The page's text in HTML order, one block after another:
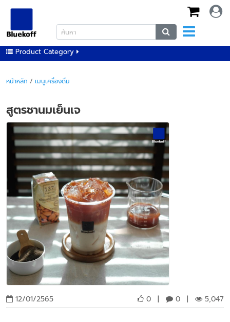
Product Category
หน้าหลัก / เมนูเครื่องดื่ม
สูตรชานมเย็นเจ
12/01/2565 0 | 0 | 5,047